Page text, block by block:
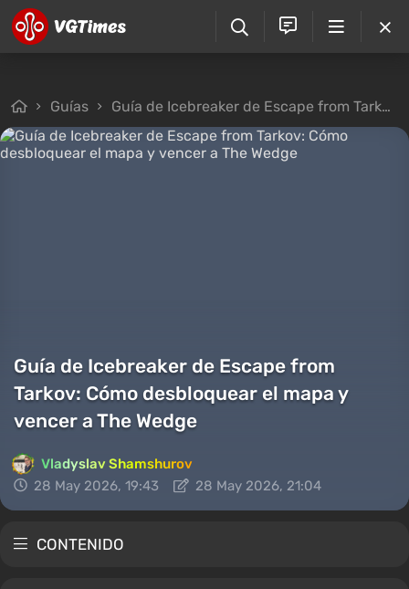
Guías Guía de Icebreaker de Escape from Tarkov: Cómo desbloquear el mapa y vencer a The Wedge
Guía de Icebreaker de Escape from
Tarkov: Cómo desbloquear el mapa y
vencer a The Wedge
Vladyslav Shamshurov
28 May 2026, 19:43
28 May 2026, 21:04
CONTENIDO